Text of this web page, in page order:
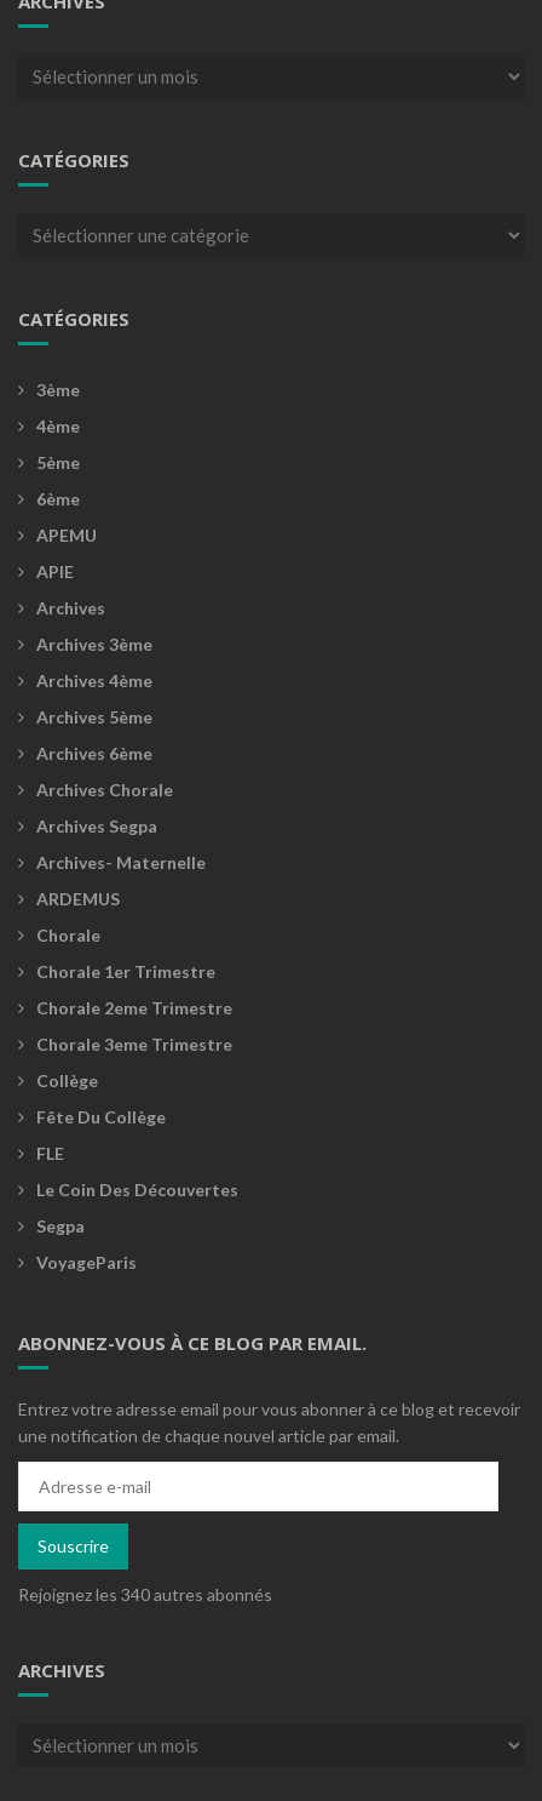
Archives
CATÉGORIES
Catégories
CATÉGORIES
3ème
4ème
5ème
6ème
APEMU
APIE
Archives
Archives 3ème
Archives 4ème
Archives 5ème
Archives 6ème
Archives Chorale
Archives Segpa
Archives- Maternelle
ARDEMUS
Chorale
Chorale 1er Trimestre
Chorale 2eme Trimestre
Chorale 3eme Trimestre
Collège
Fête Du Collège
FLE
Le Coin Des Découvertes
Segpa
VoyageParis
ABONNEZ-VOUS À CE BLOG PAR EMAIL.
Entrez votre adresse email pour vous abonner à ce blog et recevoir
une notification de chaque nouvel article par email.
mail
Souscrire
Rejoignez les 340 autres abonnés
ARCHIVES
Archives